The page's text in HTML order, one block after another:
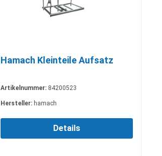
Hamach Kleinteile Aufsatz
Artikelnummer: 84200523
Hersteller: hamach
Details